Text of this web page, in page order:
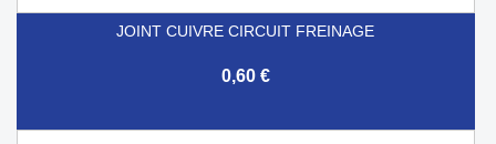
JOINT CUIVRE CIRCUIT FREINAGE
0,60 €